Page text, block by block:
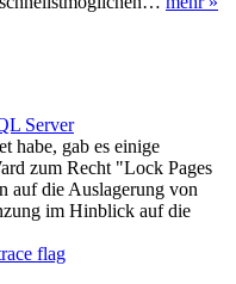
Server
habe, gab es einige
zum Recht "Lock Pages
auf die Auslagerung von
im Hinblick auf die
flag